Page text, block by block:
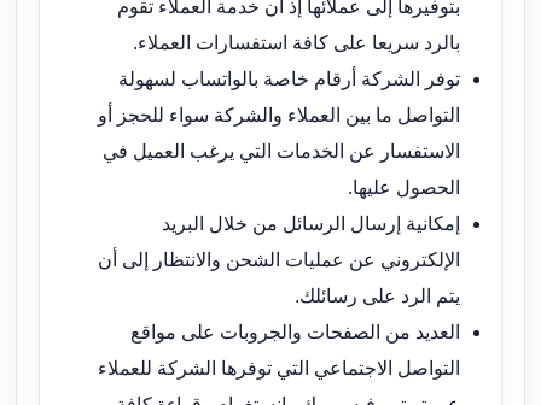
بتوفيرها إلى عملائها إذ أن خدمة العملاء تقوم
بالرد سريعا على كافة استفسارات العملاء.
توفر الشركة أرقام خاصة بالواتساب لسهولة
التواصل ما بين العملاء والشركة سواء للحجز أو
الاستفسار عن الخدمات التي يرغب العميل في
الحصول عليها.
إمكانية إرسال الرسائل من خلال البريد
الإلكتروني عن عمليات الشحن والانتظار إلى أن
يتم الرد على رسائلك.
العديد من الصفحات والجروبات على مواقع
التواصل الاجتماعي التي توفرها الشركة للعملاء